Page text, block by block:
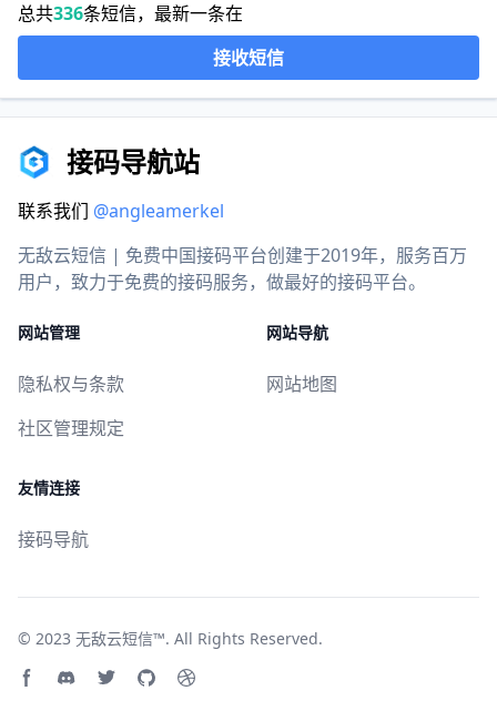
总共336条短信，最新一条在
接收短信
接码导航站
联系我们 @angleamerkel
无敌云短信 | 免费中国接码平台创建于2019年，服务百万
用户，致力于免费的接码服务，做最好的接码平台。
网站管理
隐私权与条款
社区管理规定
网站导航
网站地图
友情连接
接码导航
© 2023 无敌云短信™. All Rights Reserved.